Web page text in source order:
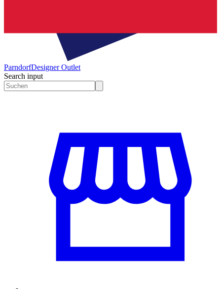
ParndorfDesigner Outlet
Search input